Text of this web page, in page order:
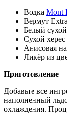
Водка Mont
Вермут
Белый
Сухой
Анисовая
Ликёр из
Приготовление
Добавьте все
наполненный
охлаждения.